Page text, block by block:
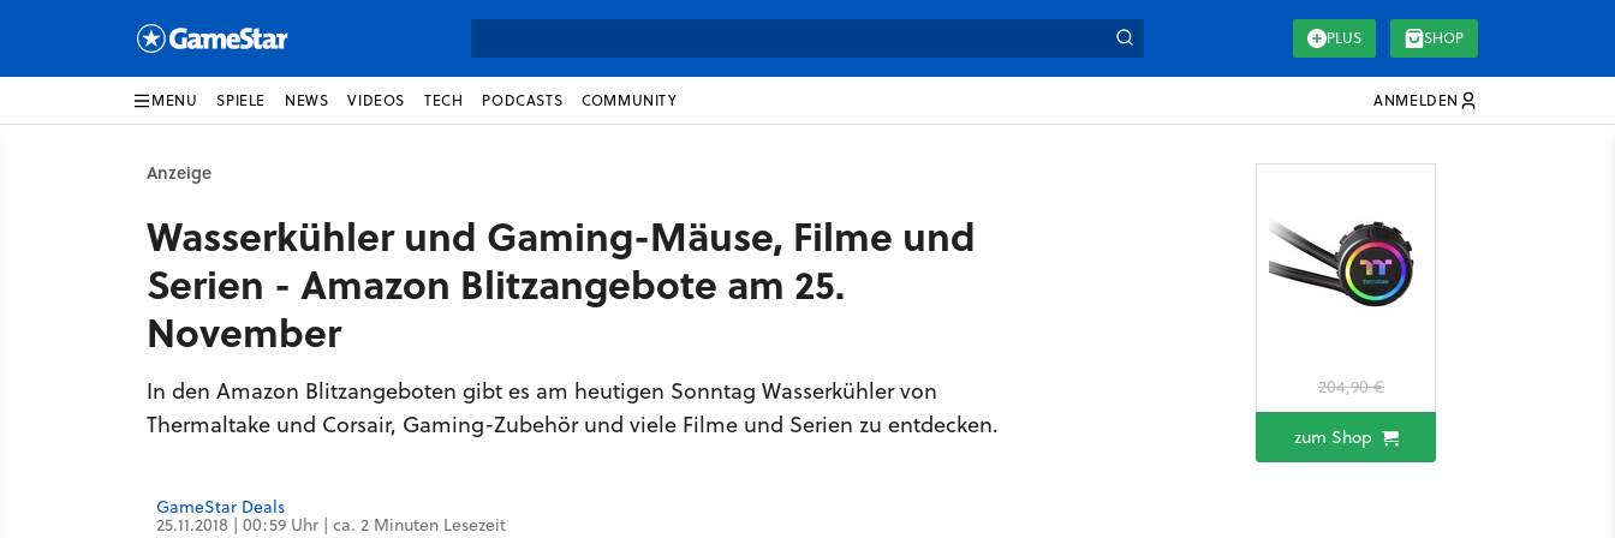
PLUS SHOP
MENU SPIELE NEWS VIDEOS TECH PODCASTS COMMUNITY ANMELDEN
Anzeige
Wasserkühler und Gaming-Mäuse, Filme und
Serien - Amazon Blitzangebote am 25.
November
In den Amazon Blitzangeboten gibt es am heutigen Sonntag Wasserkühler von
Thermaltake und Corsair, Gaming-Zubehör und viele Filme und Serien zu entdecken.
204,90 €
zum Shop
GameStar Deals
25.11.2018 | 00:59 Uhr | ca. 2 Minuten Lesezeit